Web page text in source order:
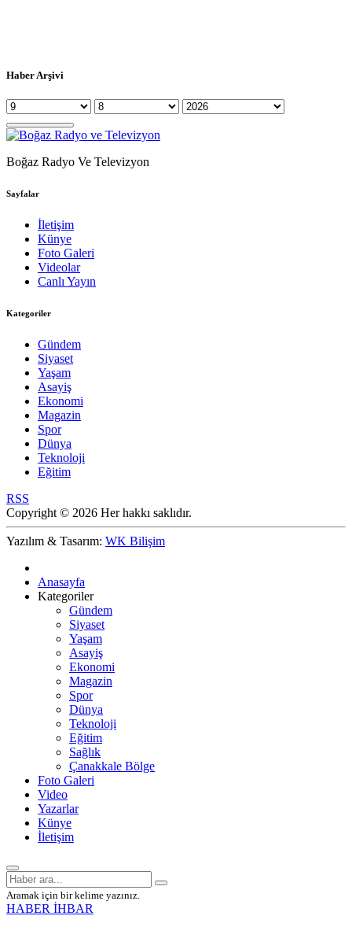
Haber Arşivi
Boğaz Radyo Ve Televizyon
Sayfalar
İletişim
Künye
Foto Galeri
Videolar
Canlı Yayın
Kategoriler
Gündem
Siyaset
Yaşam
Asayiş
Ekonomi
Magazin
Spor
Dünya
Teknoloji
Eğitim
RSS
Copyright © 2026 Her hakkı saklıdır.
Yazılım & Tasarım: WK Bilişim
Anasayfa
Kategoriler
Gündem
Siyaset
Yaşam
Asayiş
Ekonomi
Magazin
Spor
Dünya
Teknoloji
Eğitim
Sağlık
Çanakkale Bölge
Foto Galeri
Video
Yazarlar
Künye
İletişim
Aramak için bir kelime yazınız.
HABER İHBAR